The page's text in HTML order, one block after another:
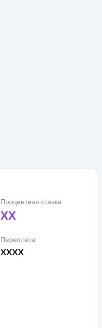
Процентная ставка
XX
Переплата
XXXX